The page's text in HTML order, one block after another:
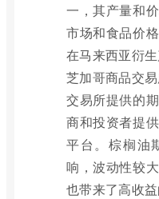
一，其产量和
市场和食品价
在马来西亚衍
芝加哥商品交
交易所提供的
商和投资者提
平台。棕榈油
响，波动性较
也带来了高收